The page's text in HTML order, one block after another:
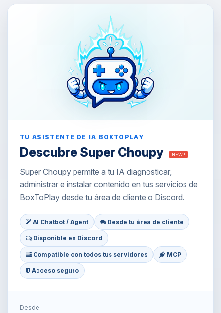
TU ASISTENTE DE IA BOXTOPLAY
Descubre Super Choupy NEW !
Super Choupy permite a tu IA diagnosticar,
administrar e instalar contenido en tus servicios de
BoxToPlay desde tu área de cliente o Discord.
AI Chatbot / Agent Desde tu área de cliente
Disponible en Discord
Compatible con todos tus servidores MCP
Acceso seguro
Desde